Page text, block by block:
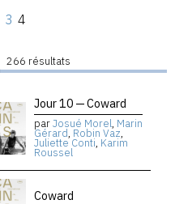
3 4
266 résultats
Jour 10 — Coward
parJosué Morel, Marin
Gérard, Robin Vaz,
Juliette Conti, Karim
Roussel
Coward